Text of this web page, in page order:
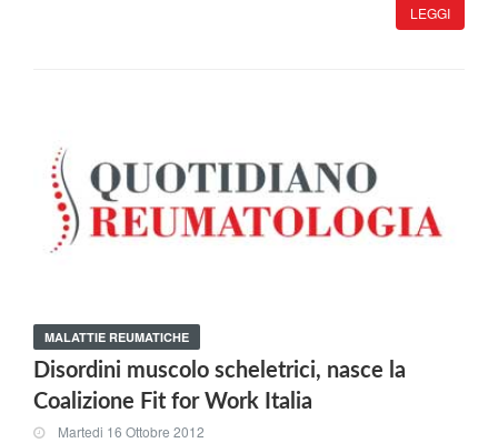
LEGGI
MALATTIE REUMATICHE
Disordini muscolo scheletrici, nasce la
Coalizione Fit for Work Italia
Martedi 16 Ottobre 2012